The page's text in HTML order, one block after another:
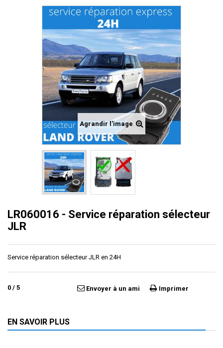
Agrandir l'image
LR060016 - Service réparation sélecteur
JLR
Service réparation sélecteur JLR en 24H
0 / 5 Envoyer à un ami Imprimer
EN SAVOIR PLUS